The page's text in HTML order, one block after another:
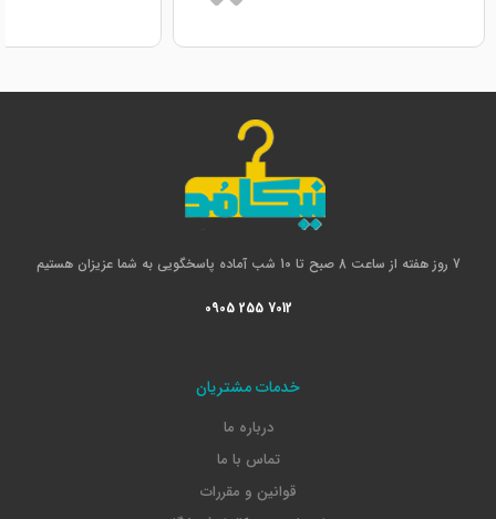
7 روز هفته از ساعت 8 صبح تا 10 شب آماده پاسخگویی به شما عزیزان هستیم
0905 255 7012
خدمات مشتریان
درباره ما
تماس با ما
قوانین و مقررات